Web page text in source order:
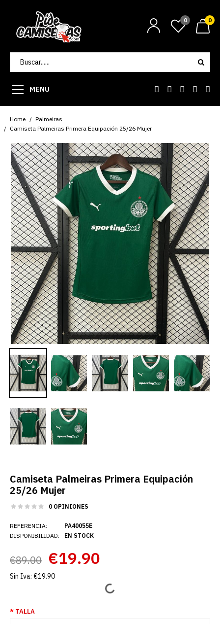
0 0
MENU
Home
Palmeiras
Camiseta Palmeiras Primera Equipación 25/26 Mujer
Camiseta Palmeiras Primera Equipación
25/26 Mujer
0 OPINIONES
REFERENCIA:
DISPONIBILIDAD:
PA40055E
EN STOCK
€89.00 €19.90
Sin Iva: €19.90
TALLA